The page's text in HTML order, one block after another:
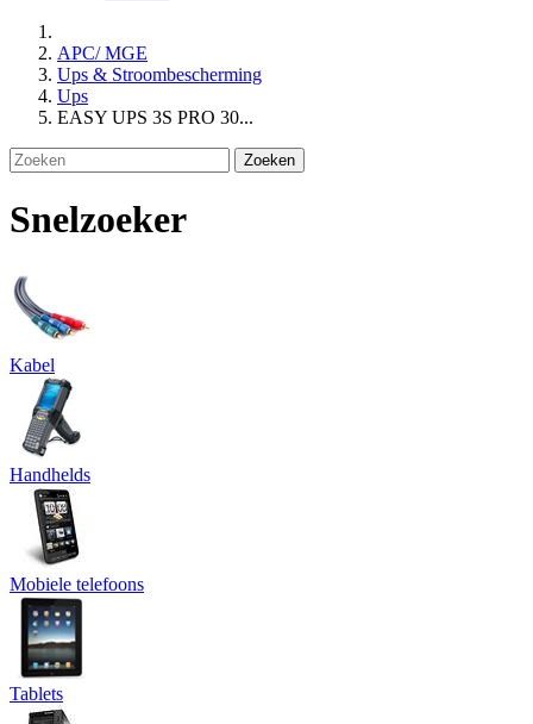
APC/ MGE
Ups & Stroombescherming
Ups
EASY UPS 3S PRO 30...
Zoeken
Snelzoeker
Kabel
Handhelds
Mobiele telefoons
Tablets